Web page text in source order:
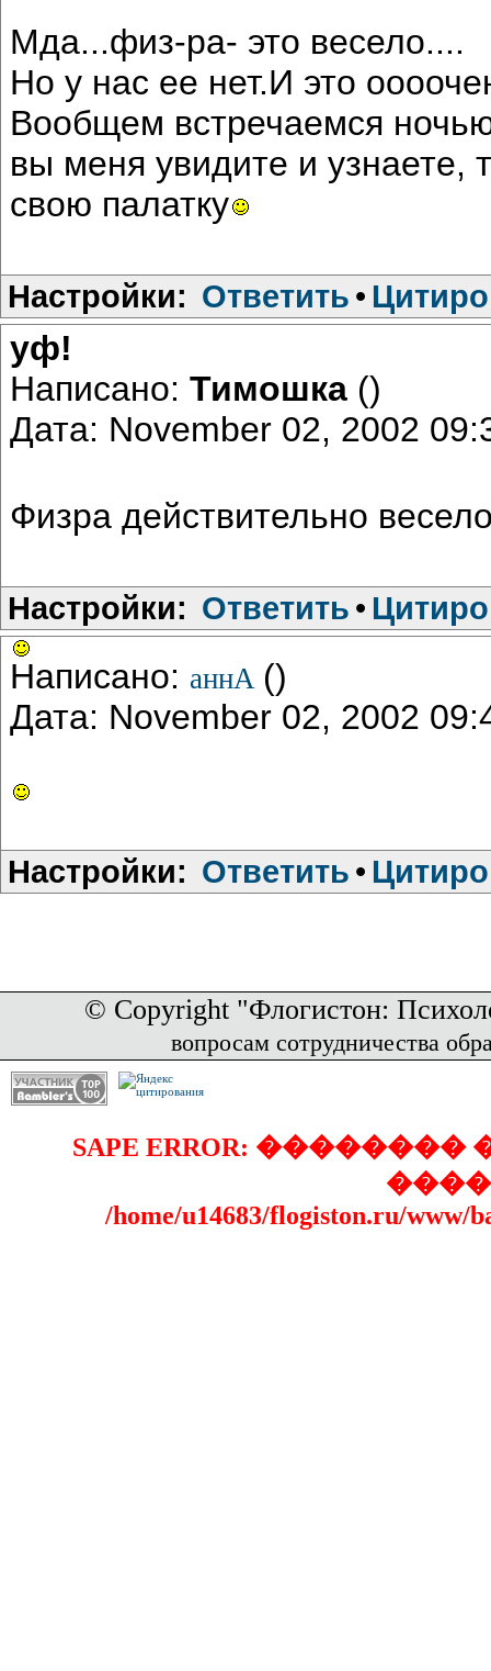
Мда...физ-ра- это весело....
Но у нас ее нет.И это
Вообщем встречаемся
вы меня увидите и
свою палатку
Настройки: Ответить •
уф!
Написано: Тимошка ()
Дата: November 02, 2002
Физра действительно
Настройки: Ответить •
Написано: аннА ()
Дата: November 02, 2002
Настройки: Ответить •
© Copyright "Флогистон:
вопросам сотрудничества
SAPE ERROR:
/home/u14683/flogiston.ru/www/